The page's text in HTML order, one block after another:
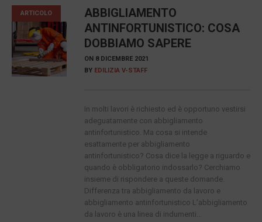
ARTICOLO
ABBIGLIAMENTO
ANTINFORTUNISTICO: COSA
DOBBIAMO SAPERE
ON 8 DICEMBRE 2021
BY EDILIZIA V-STAFF
In molti lavori è richiesto ed è opportuno vestirsi
adeguatamente con abbigliamento
antinfortunistico. Ma cosa si intende
esattamente per abbigliamento
antinfortunistico? Cosa dice la legge a riguardo e
quando è obbligatorio indossarlo? Cerchiamo
insieme di rispondere a queste domande.
Differenza tra abbigliamento da lavoro e
abbigliamento antinfortunistico L’abbigliamento
da lavoro è una linea di indumenti...